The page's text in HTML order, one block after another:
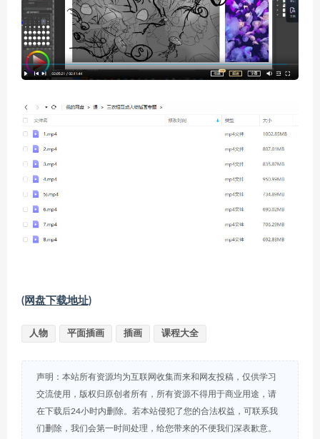
(网盘下载地址)
人物 平面插画 插画 课程大全
声明：本站所有资源均为互联网收集而来和网友投稿，仅供学习
交流使用，版权归原创者所有，所有资源不得用于商业用途，请
在下载后24小时内删除。若本站侵犯了您的合法权益，可联系我
们删除，我们会第一时间处理，给您带来的不便我们深表歉意。